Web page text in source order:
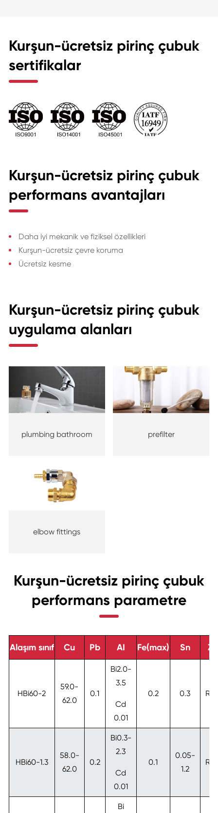
Kurşun-ücretsiz pirinç çubuk
sertifikalar
Kurşun-ücretsiz pirinç çubuk
performans avantajları
Daha iyi mekanik ve fiziksel özellikleri
Kurşun-ücretsiz çevre koruma
Ücretsiz kesme
Kurşun-ücretsiz pirinç çubuk
uygulama alanları
plumbing bathroom prefilter
elbow fittings
Kurşun-ücretsiz pirinç çubuk
performans parametre
Alaşım sınıf Cu Pb AI Fe(max) Sn Zn
HBi60-2
59.0-
62.0
0.1
Bi2.0-
3.5
Cd
0.01
0.2 0.3
HBi60-1.3
58.0-
62.0
0.2
Bi0.3-
2.3
Cd
0.01
0.1
0.05-
1.2
Bi